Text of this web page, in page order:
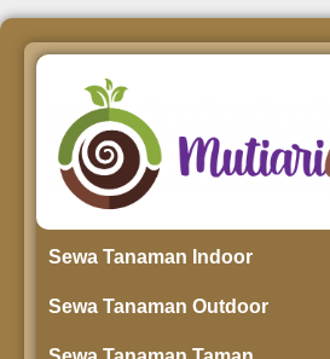
Sewa Tanaman Indoor
Sewa Tanaman Outdoor